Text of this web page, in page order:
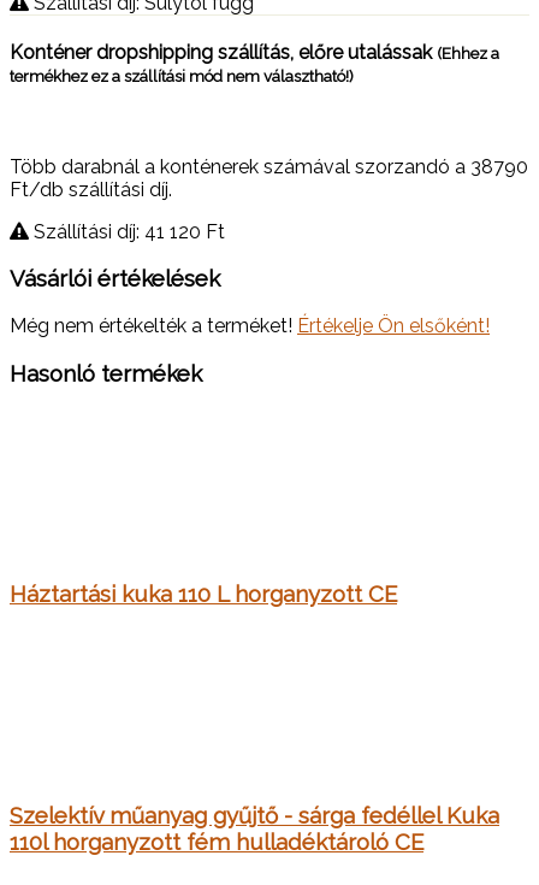
Konténer dropshipping szállítás, előre utalássak (Ehhez a
termékhez ez a szállítási mód nem választható!)
Több darabnál a konténerek számával szorzandó a 38790
Ft/db szállítási díj.
Szállítási díj: 41 120 Ft
Vásárlói értékelések
Még nem értékelték a terméket! Értékelje Ön elsőként!
Hasonló termékek
Háztartási kuka 110 L horganyzott CE
Szelektív műanyag gyűjtő - sárga fedéllel Kuka
110l horganyzott fém hulladéktároló CE